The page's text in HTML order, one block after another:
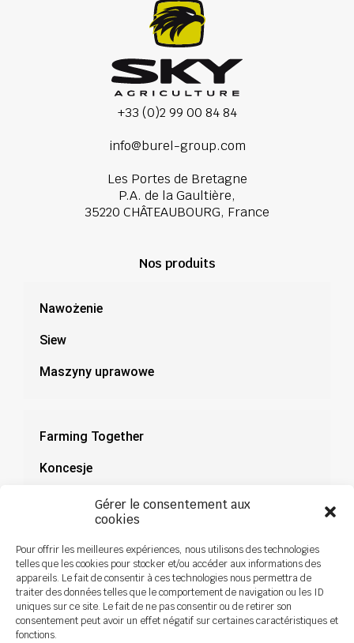
Gérer le consentement aux
cookies
Pour offrir les meilleures expériences, nous utilisons des technologies
telles que les cookies pour stocker et/ou accéder aux informations des
appareils. Le fait de consentir à ces technologies nous permettra de
traiter des données telles que le comportement de navigation ou les ID
uniques sur ce site. Le fait de ne pas consentir ou de retirer son
consentement peut avoir un effet négatif sur certaines caractéristiques et
fonctions.
+33 (0)2 99 00 84 84
info@burel-group.com
Les Portes de Bretagne
P.A. de la Gaultière,
35220 CHÂTEAUBOURG, France
Nos produits
Nawożenie
Siew
Maszyny uprawowe
Farming Together
Koncesje
Dokumentacja